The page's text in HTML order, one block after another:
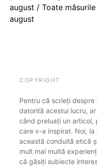
august / Toate
august
COPYRIGHT
Pentru că scrieți
datorită acestui lucru,
când preluați un articol,
care v-a inspirat. Noi, la
această conduită etică
mult mai multă
că găsiți subiecte